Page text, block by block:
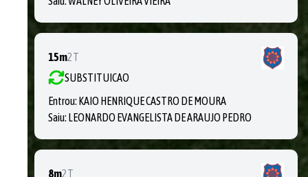
15m2T
SUBSTITUICAO
Entrou: KAIO HENRIQUE CASTRO DE MOURA
Saiu: LEONARDO EVANGELISTA DE ARAUJO PEDRO
8m2T